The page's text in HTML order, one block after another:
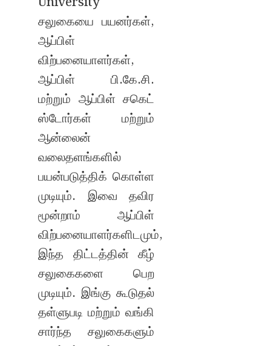
சலுகையை பயனர்கள்,
ஆப்பிள்
விற்பனையாளர்கள்,
ஆப்பிள் பி.கே.சி.
மற்றும் ஆப்பிள் சகெட்
ஸ்டோர்கள் மற்றும்
ஆன்லைன்
வலைதளங்களில்
பயன்படுத்திக் கொள்ள
முடியும். இவை தவிர
மூன்றாம் ஆப்பிள்
விற்பனையாளர்களிடமும்,
இந்த திட்டத்தின் கீழ்
சலுகைகளை பெற
முடியும். இங்கு கூடுதல்
தள்ளுபடி மற்றும் வங்கி
சார்ந்த சலுகைகளும்